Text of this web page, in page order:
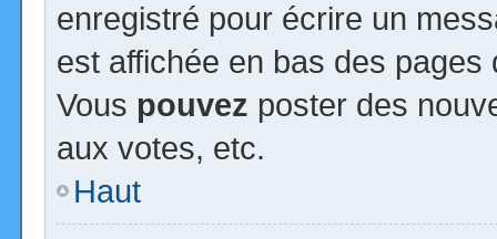
enregistré pour écrire un
est affichée en bas des
Vous pouvez poster des
aux votes, etc.
Haut